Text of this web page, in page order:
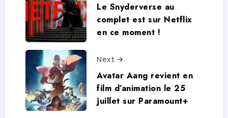
Le Snyderverse au
complet est sur Netflix
en ce moment !
Next
Avatar Aang revient en
film d’animation le 25
juillet sur Paramount+